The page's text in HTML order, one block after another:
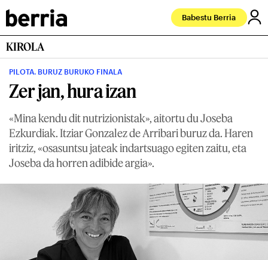
Babestu Berria
KIROLA
PILOTA. BURUZ BURUKO FINALA
Zer jan, hura izan
«Mina kendu dit nutrizionistak», aitortu du Joseba
Ezkurdiak. Itziar Gonzalez de Arribari buruz da. Haren
iritziz, «osasuntsu jateak indartsuago egiten zaitu, eta
Joseba da horren adibide argia».